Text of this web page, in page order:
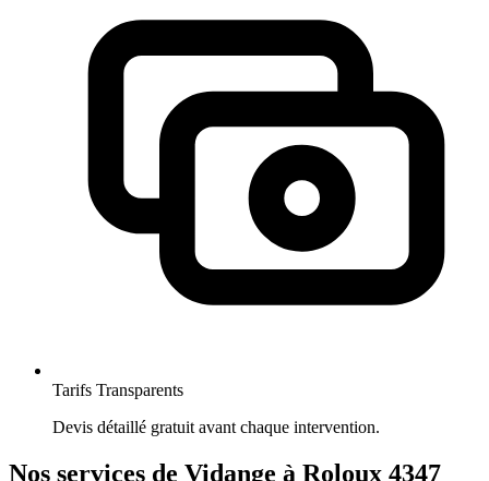
Tarifs Transparents
Devis détaillé gratuit avant chaque intervention.
Nos services de Vidange à Roloux 4347